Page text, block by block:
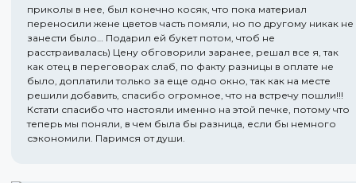
приколы в нее, был конечно косяк, что пока материал
переносили жене цветов часть помяли, но по другому никак не
занести было… Подарил ей букет потом, чтоб не
расстраивалась) Цену обговорили заранее, решал все я, так
как отец в переговорах слаб, по факту разницы в оплате не
было, доплатили только за еще одно окно, так как на месте
решили добавить, спасибо огромное, что на встречу пошли!!!
Кстати спасибо что настояли именно на этой печке, потому что
теперь мы поняли, в чем была бы разница, если бы немного
сэкономили. Паримся от души.